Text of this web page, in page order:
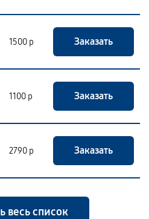
1500 р Заказать
1100 р Заказать
2790 р Заказать
весь список